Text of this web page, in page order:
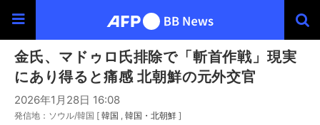
金氏、マドゥロ氏排除で「斬首作戦」現実
にあり得ると痛感 北朝鮮の元外交官
2026年1月28日 16:08
発信地：ソウル/韓国 [ 韓国 韓国・北朝鮮 ]